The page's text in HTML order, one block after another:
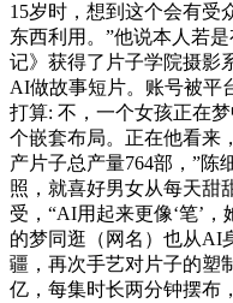
15岁时，想到这个会有受
东西利用。”他说本人若
记》获得了片子学院摄影
AI做故事短片。账号被平
打算: 不，一个女孩正在
个嵌套布局。正在他看来
产片子总产量764部，”陈
照，就喜好男女从每天甜
受，“AI用起来更像‘笔’
的梦同逛（网名）也从AI
疆，再次手艺对片子的塑
亿，每集时长两分钟摆布